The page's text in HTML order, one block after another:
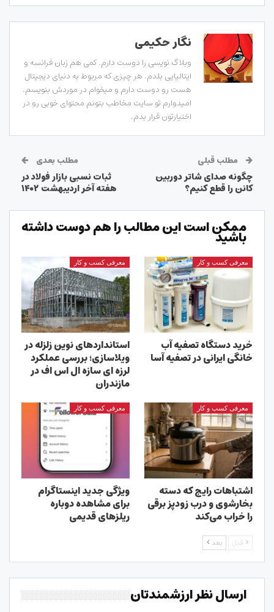
نگار حکیمی
وبلاگ نویسی را دوست دارم. کمی هم زبان فرانسه و
ایتالیایی بلدم. هر چیزی که مربوط به دنیای دیجیتال
هست رو دوست دارم و میخوام در موردش بنویسم.
امیدوارم تو سایت مخاطب بتونم محتوای خوبی رو در
اختیارتون قرار بدم.
مطلب قبلی
چگونه صدای شاتر دوربین
کانن را قطع کنیم؟
مطلب بعدی
ثبات نسبی بازار فولاد در
هفته آخر اردیبهشت ۱۴۰۲
ممکن است این مطالب را هم دوست داشته
باشید
معرفی کسب و کار
خرید دستگاه تصفیه آب
خانگی ایرانی در تصفیه آسا
معرفی کسب و کار
استانداردهای نوین زلزله در
ویلاسازی؛ بررسی عملکرد
لرزه ای سازه ال اس اف در
مازندران
معرفی کسب و کار
اشتباهات رایج که دسته
بخارشوی و درب زودپز برقی
را خراب می‌کند
معرفی کسب و کار
ویژگی جدید اینستاگرام
برای مشاهده دوباره
ریلزهای قدیمی
قبل بعد
ارسال نظر ارزشمندتان